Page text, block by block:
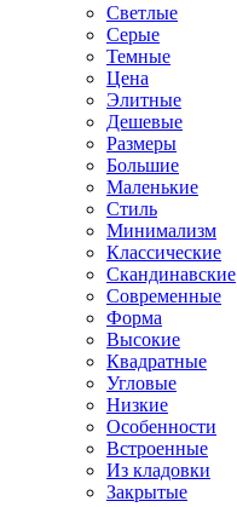
Светлые
Серые
Темные
Цена
Элитные
Дешевые
Размеры
Большие
Маленькие
Стиль
Минимализм
Классические
Скандинавские
Современные
Форма
Высокие
Квадратные
Угловые
Низкие
Особенности
Встроенные
Из кладовки
Закрытые